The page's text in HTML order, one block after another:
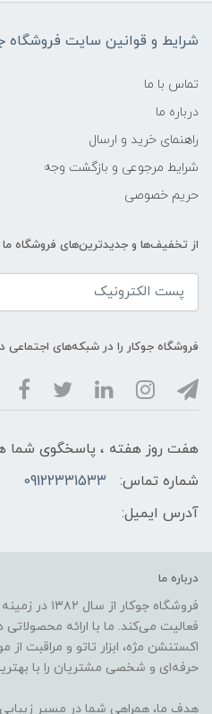
شرایط و قوانین سایت فروشگاه
تماس با ما
درباره ما
راهنمای خرید و ارسال
شرایط مرجوعی و بازگشت وجه
حریم خصوصی
از تخفیف‌ها و جدیدترین‌های فروشگاه ما
فروشگاه جوکار را در شبکه‌های اجتماعی
هفت روز هفته ، پاسخگوی شما
شماره تماس:
09122331533
آدرس ایمیل:
درباره ما
فروشگاه
فعالیت می‌کند. ما با ارائه
اکستنشن مژه، ابزار تاتو و مراقبت از
حرفه‌ای و شخصی مشتریان را با
هدف ما، همراهی شما در مسیر